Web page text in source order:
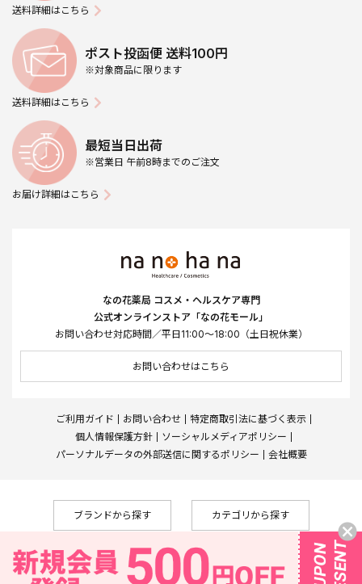
送料詳細はこちら
ポスト投函便 送料100円
※対象商品に限ります
送料詳細はこちら
最短当日出荷
※営業日 午前8時までのご注文
お届け詳細はこちら
なの花薬局 コスメ・ヘルスケア専門
公式オンラインストア「なの花モール」
お問い合わせ対応時間／平日11:00～18:00（土日祝休業）
お問い合わせはこちら
ご利用ガイド お問い合わせ
特定商取引法に基づく表示
個人情報保護方針
ソーシャルメディアポリシー
パーソナルデータの外部送信に関するポリシー
会社概要
ブランドから探す カテゴリから探す
Copyright © Nanohana West Japan Co., Ltd., All Rights Reserved
なの花薬局 株式会社メディカルシステムネットワーク